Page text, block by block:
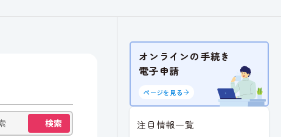
検索
オンラインの手続き
電子申請
ページを見る
注目情報一覧